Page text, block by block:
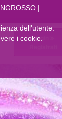
Login
dell'utente.
i cookie.